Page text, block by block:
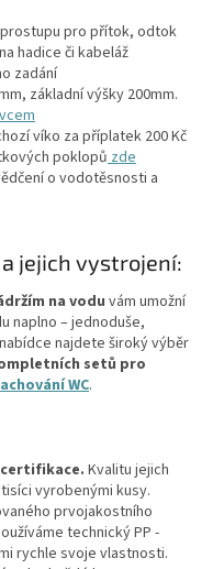
pro přítok, odtok
hadice či kabeláž
zadání
základní výšky 200mm.
víko za příplatek 200 Kč
poklopů zde
o vodotěsnosti a
jejich vystrojení:
na voduvám umožní
naplno – jednoduše,
najdete široký výběr
setů pro
WC.
Kvalitu jejich
vyrobenými kusy.
prvojakostního
technický PP -
rychle svoje vlastnosti.